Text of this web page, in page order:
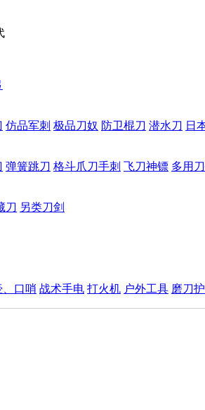
仿品军刺 极品刀奴 防卫棍刀 潜水刀 日
弹簧跳刀 格斗爪刀手刺 飞刀神镖 多用
刀 另类刀剑
、口哨 战术手电 打火机 户外工具 磨刀